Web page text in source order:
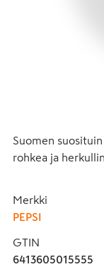
Suomen
rohkea ja
Merkki
PEPSI
GTIN
6413605015555